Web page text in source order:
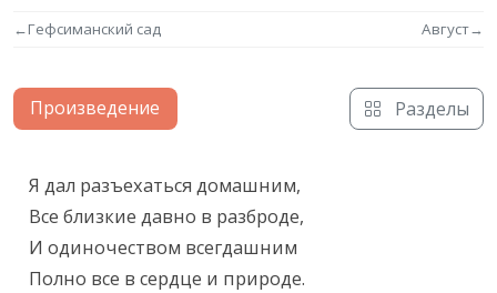
←Гефсиманский сад Август→
Произведение Разделы
Текст произведения
Я дал разъехаться домашним,
Все близкие давно в разброде,
И одиночеством всегдашним
Полно все в сердце и природе.